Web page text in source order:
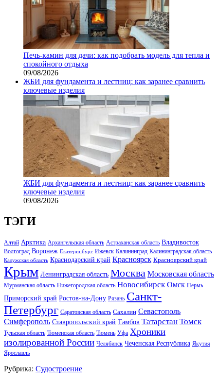
Печь-камин для дачи: как подобрать модель для тепла и
спокойного отдыха
09/08/2026
ЖБИ для фундамента и лестниц: как заранее сравнить
ключевые изделия
ЖБИ для фундамента и лестниц: как заранее сравнить
ключевые изделия
09/08/2026
ТЭГИ
Алтай Арктика Архангельская область Астраханская область Владивосток
Волгоград Воронеж Екатеринбург Ижевск Калининград Калининградская область
Калужская область Краснодарский край Красноярск Красноярский край
Крым Ленинградская область Москва Московская область
Мурманская область Нижегородская область Новосибирск Омск Пермь
Приморский край Ростов-на-Дону Рязань Санкт-
Петербург Саратовская область Сахалин Севастополь
Симферополь Ставропольский край Тамбов Татарстан Томск
Тульская область Тюменская область Тюмень Уфа Хроники
изолированной России Челябинск Чеченская Республика Якутия
Ярославль
Рубрика: Судостроение